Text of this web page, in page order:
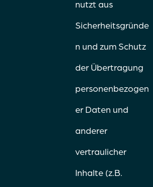
nutzt aus
Sicherheitsgründe
n und zum Schutz
der Übertragung
personenbezogen
er Daten und
anderer
vertraulicher
Inhalte (z.B.